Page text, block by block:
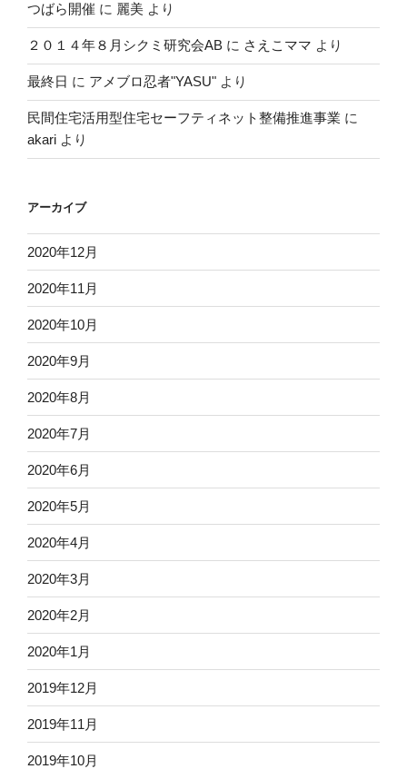
つばら開催 に 麗美 より
２０１４年８月シクミ研究会AB に さえこママ より
最終日 に アメブロ忍者"YASU" より
民間住宅活用型住宅セーフティネット整備推進事業 に
akari より
アーカイブ
2020年12月
2020年11月
2020年10月
2020年9月
2020年8月
2020年7月
2020年6月
2020年5月
2020年4月
2020年3月
2020年2月
2020年1月
2019年12月
2019年11月
2019年10月